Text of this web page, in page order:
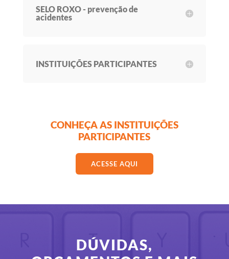
SELO ROXO - prevenção de
acidentes
INSTITUIÇÕES PARTICIPANTES
CONHEÇA AS INSTITUIÇÕES
PARTICIPANTES
ACESSE AQUI
DÚVIDAS,